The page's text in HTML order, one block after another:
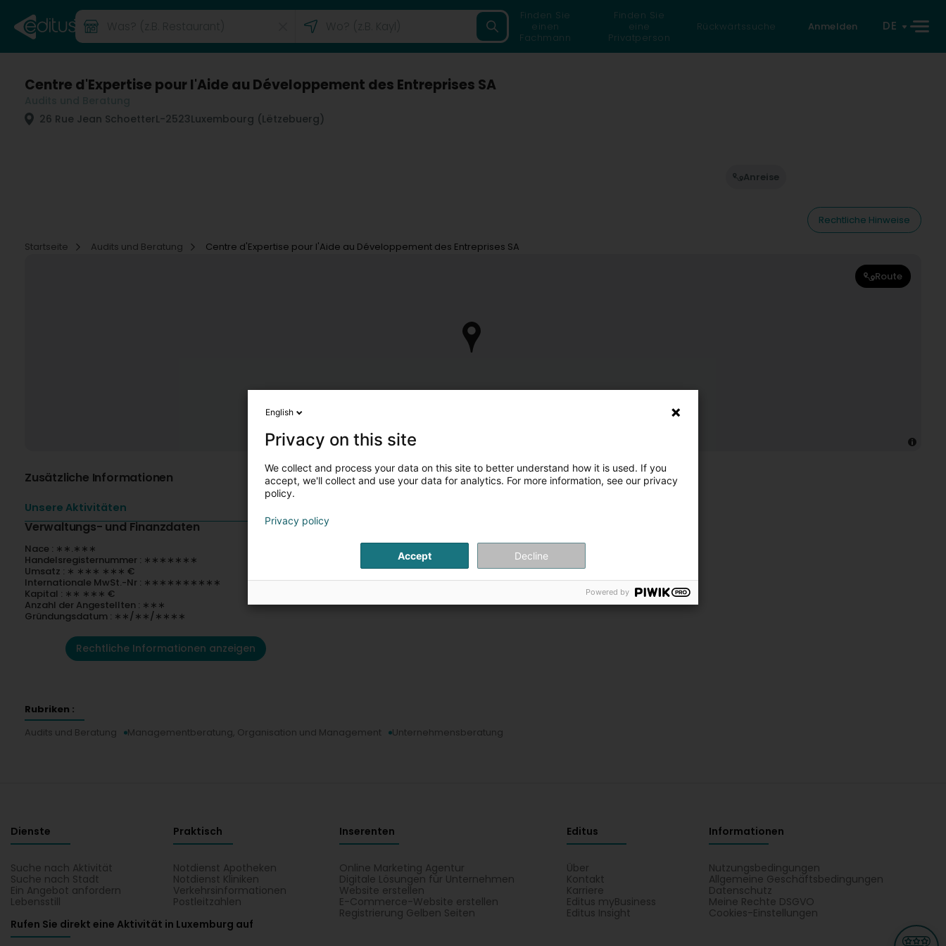
Finden Sie
einen
Fachmann
Finden Sie
eine
Privatperson
Rückwärtssuche Anmelden DE
Centre d'Expertise pour l'Aide au Développement des Entreprises SA
26 Rue Jean SchoetterL-2523Luxembourg (Lëtzebuerg)
Anreise
Rechtliche Hinweise
Startseite
Audits und Beratung Centre d'Expertise pour l'Aide au Développement des Entreprises SA
Route
Zusätzliche Informationen
Unsere Aktivitäten
Verwaltungs- und Finanzdaten
Nace : ∗∗.∗∗∗
Handelsregisternummer : ∗∗∗∗∗∗∗
Umsatz : ∗ ∗∗∗ ∗∗∗ €
Internationale MwSt.-Nr : ∗∗∗∗∗∗∗∗∗∗
Kapital : ∗∗ ∗∗∗ €
Anzahl der Angestellten : ∗∗∗
Gründungsdatum : ∗∗/∗∗/∗∗∗∗
Rechtliche Informationen anzeigen
Rubriken :
Audits und Beratung
Managementberatung, Organisation und Management Unternehmensberatung
Dienste
Suche nach Aktivität
Suche nach Stadt
Ein Angebot anfordern
Lebensstill
Praktisch
Notdienst Apotheken
Notdienst Kliniken
Verkehrsinformationen
Postleitzahlen
Inserenten
Online Marketing Agentur
Digitale Lösungen für Unternehmen
Website erstellen
E-Commerce-Website erstellen
Registrierung Gelben Seiten
Editus
Über
Kontakt
Karriere
Editus myBusiness
Editus Insight
Informationen
Nutzungsbedingungen
Allgemeine Geschäftsbedingungen
Datenschutz
Meine Rechte DSGVO
Cookies-Einstellungen
Rufen Sie direkt eine Aktivität in Luxemburg auf
English
Privacy on this site
We collect and process your data on this site to better understand how it is used. If you
accept, we'll collect and use your data for analytics. For more information, see our privacy
policy.
Privacy policy
Accept Decline
Powered by